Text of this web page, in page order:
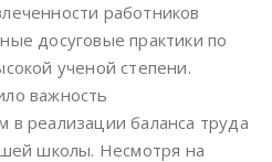
работников
досуговые практики по
ученой степени.
важность
реализации баланса труда
школы. Несмотря на